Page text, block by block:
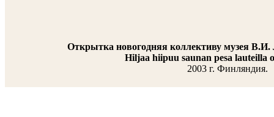
Открытка новогодняя коллективу музея В.И.
Hiljaa hiipuu saunan pesa lauteilla
2003 г. Финляндия.